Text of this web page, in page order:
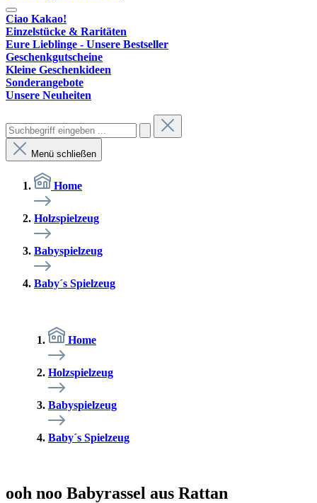
Ciao Kakao!
Einzelstücke & Raritäten
Eure Lieblinge - Unsere Bestseller
Geschenkgutscheine
Kleine Geschenkideen
Sonderangebote
Unsere Neuheiten
Menü schließen
Home
Holzspielzeug
Babyspielzeug
Baby´s Spielzeug
Home
Holzspielzeug
Babyspielzeug
Baby´s Spielzeug
ooh noo Babyrassel aus Rattan